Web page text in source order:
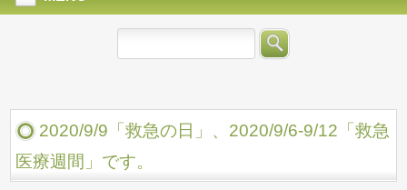
2020/9/9「救急の日」、2020/9/6-9/12「救急
医療週間」です。